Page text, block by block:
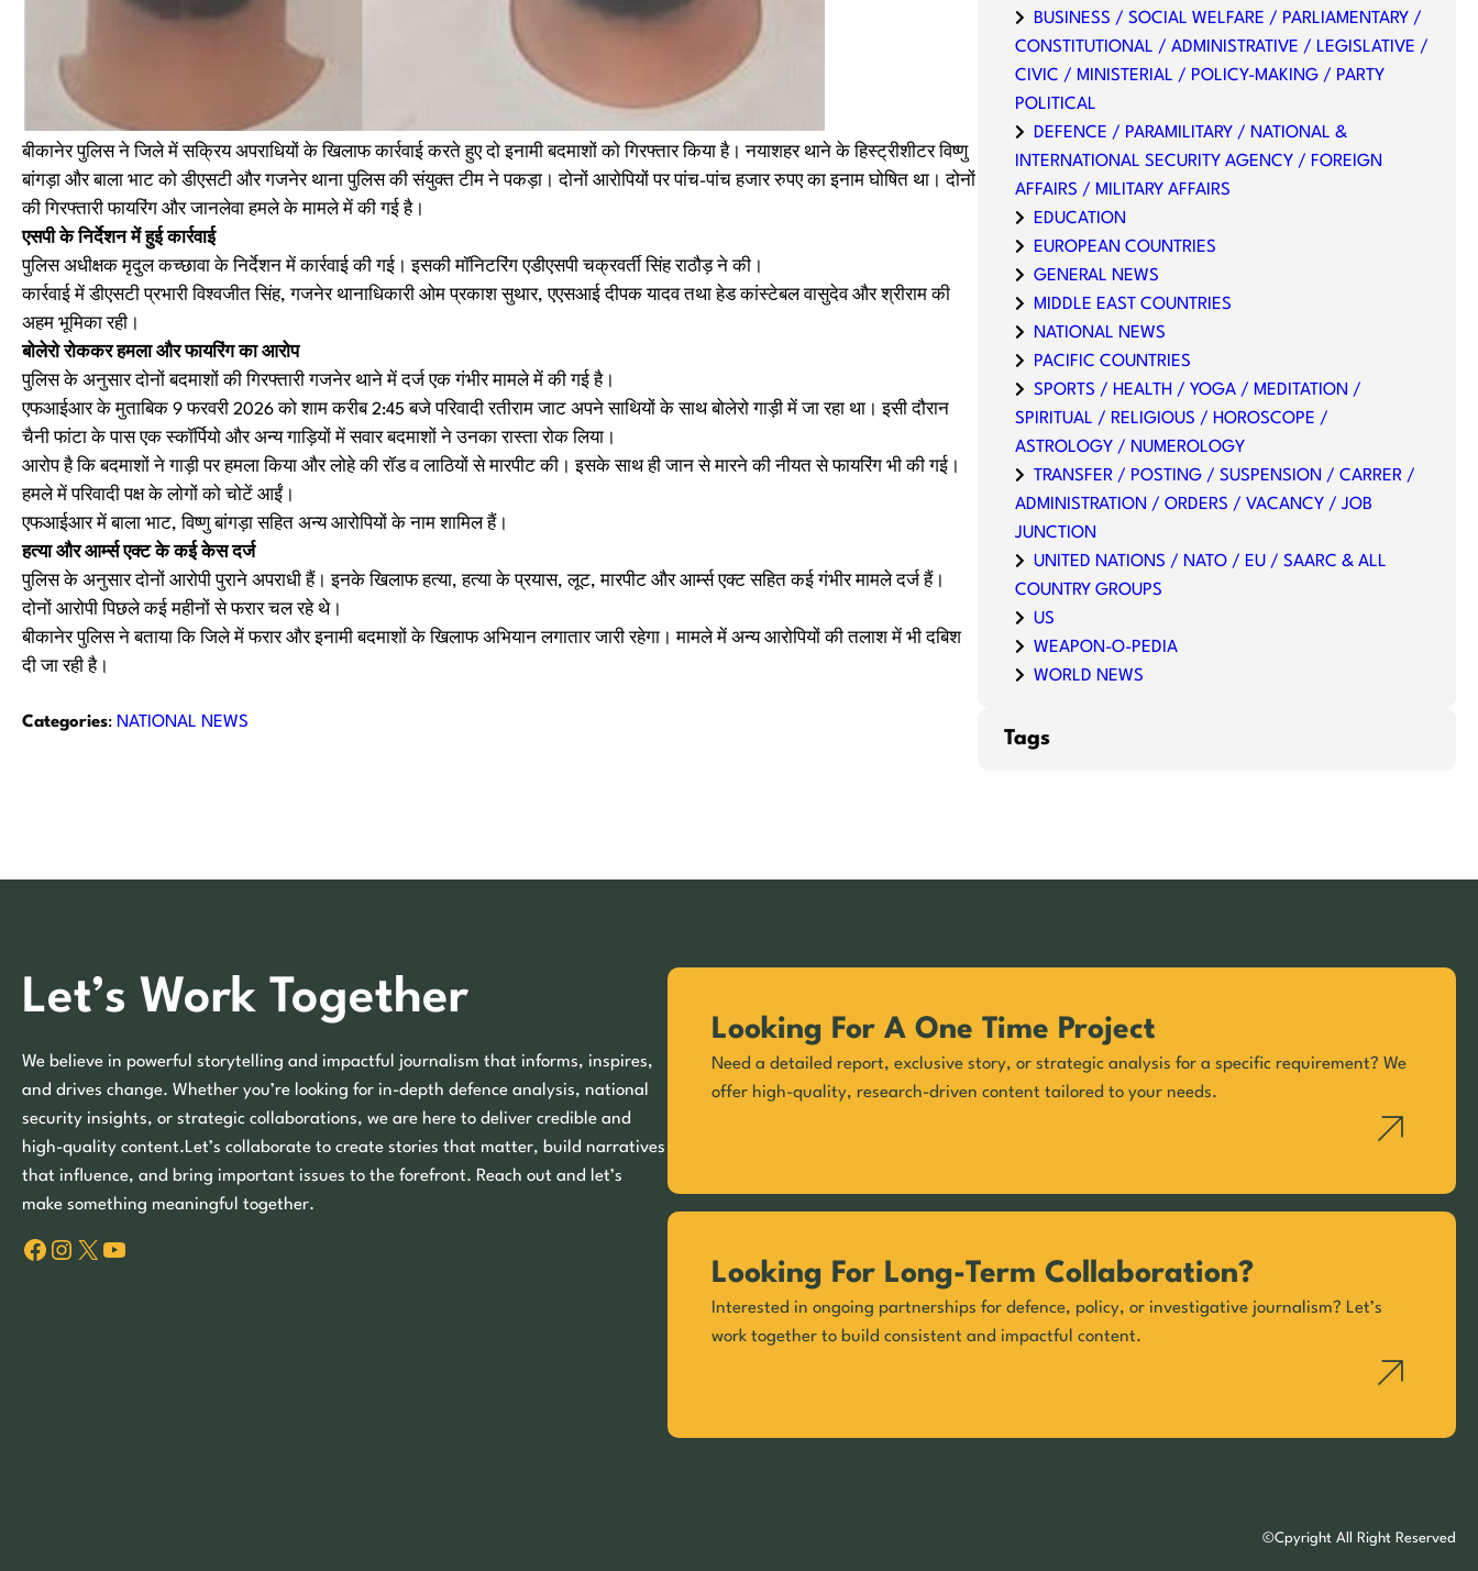
बीकानेर पुलिस ने जिले में सक्रिय अपराधियों के खिलाफ कार्रवाई करते हुए दो इनामी बदमाशों को गिरफ्तार किया है। नयाशहर थाने के हिस्ट्रीशीटर विष्णु
बांगड़ा और बाला भाट को डीएसटी और गजनेर थाना पुलिस की संयुक्त टीम ने पकड़ा। दोनों आरोपियों पर पांच-पांच हजार रुपए का इनाम घोषित था। दोनों
की गिरफ्तारी फायरिंग और जानलेवा हमले के मामले में की गई है।
एसपी के निर्देशन में हुई कार्रवाई
पुलिस अधीक्षक मृदुल कच्छावा के निर्देशन में कार्रवाई की गई। इसकी मॉनिटरिंग एडीएसपी चक्रवर्ती सिंह राठौड़ ने की।
कार्रवाई में डीएसटी प्रभारी विश्वजीत सिंह, गजनेर थानाधिकारी ओम प्रकाश सुथार, एएसआई दीपक यादव तथा हेड कांस्टेबल वासुदेव और श्रीराम की
अहम भूमिका रही।
बोलेरो रोककर हमला और फायरिंग का आरोप
पुलिस के अनुसार दोनों बदमाशों की गिरफ्तारी गजनेर थाने में दर्ज एक गंभीर मामले में की गई है।
एफआईआर के मुताबिक 9 फरवरी 2026 को शाम करीब 2:45 बजे परिवादी रतीराम जाट अपने साथियों के साथ बोलेरो गाड़ी में जा रहा था। इसी दौरान
चैनी फांटा के पास एक स्कॉर्पियो और अन्य गाड़ियों में सवार बदमाशों ने उनका रास्ता रोक लिया।
आरोप है कि बदमाशों ने गाड़ी पर हमला किया और लोहे की रॉड व लाठियों से मारपीट की। इसके साथ ही जान से मारने की नीयत से फायरिंग भी की गई।
हमले में परिवादी पक्ष के लोगों को चोटें आईं।
एफआईआर में बाला भाट, विष्णु बांगड़ा सहित अन्य आरोपियों के नाम शामिल हैं।
हत्या और आर्म्स एक्ट के कई केस दर्ज
पुलिस के अनुसार दोनों आरोपी पुराने अपराधी हैं। इनके खिलाफ हत्या, हत्या के प्रयास, लूट, मारपीट और आर्म्स एक्ट सहित कई गंभीर मामले दर्ज हैं।
दोनों आरोपी पिछले कई महीनों से फरार चल रहे थे।
बीकानेर पुलिस ने बताया कि जिले में फरार और इनामी बदमाशों के खिलाफ अभियान लगातार जारी रहेगा। मामले में अन्य आरोपियों की तलाश में भी दबिश
दी जा रही है।
Categories: NATIONAL NEWS
BUSINESS / SOCIAL WELFARE / PARLIAMENTARY /
CONSTITUTIONAL / ADMINISTRATIVE / LEGISLATIVE /
CIVIC / MINISTERIAL / POLICY-MAKING / PARTY
POLITICAL
DEFENCE / PARAMILITARY / NATIONAL &
INTERNATIONAL SECURITY AGENCY / FOREIGN
AFFAIRS / MILITARY AFFAIRS
EDUCATION
EUROPEAN COUNTRIES
GENERAL NEWS
MIDDLE EAST COUNTRIES
NATIONAL NEWS
PACIFIC COUNTRIES
SPORTS / HEALTH / YOGA / MEDITATION /
SPIRITUAL / RELIGIOUS / HOROSCOPE /
ASTROLOGY / NUMEROLOGY
TRANSFER / POSTING / SUSPENSION / CARRER /
ADMINISTRATION / ORDERS / VACANCY / JOB
JUNCTION
UNITED NATIONS / NATO / EU / SAARC & ALL
COUNTRY GROUPS
US
WEAPON-O-PEDIA
WORLD NEWS
Tags
Let’s Work Together
We believe in powerful storytelling and impactful journalism that informs, inspires,
and drives change. Whether you’re looking for in-depth defence analysis, national
security insights, or strategic collaborations, we are here to deliver credible and
high-quality content.Let’s collaborate to create stories that matter, build narratives
that influence, and bring important issues to the forefront. Reach out and let’s
make something meaningful together.
Facebook Instagram X YouTube
Looking For A One Time Project
Need a detailed report, exclusive story, or strategic analysis for a specific requirement? We
offer high-quality, research-driven content tailored to your needs.
Looking For Long-Term Collaboration?
Interested in ongoing partnerships for defence, policy, or investigative journalism? Let’s
work together to build consistent and impactful content.
©Cpyright All Right Reserved